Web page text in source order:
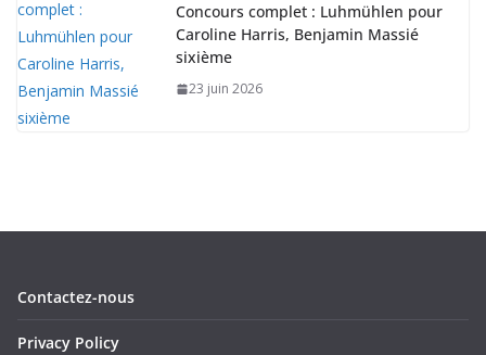
Concours complet : Luhmühlen pour
Caroline Harris, Benjamin Massié
sixième
23 juin 2026
Contactez-nous
Privacy Policy